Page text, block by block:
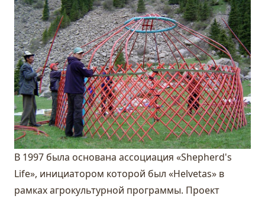
В 1997 была основана ассоциация «Shepherd's
Life», инициатором которой был «Helvetas» в
рамках агрокультурной программы. Проект